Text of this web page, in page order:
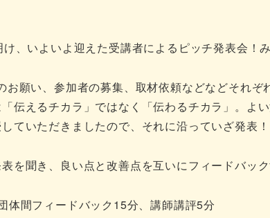
、いよいよ迎えた受講者によるピッチ発表会！
お願い、参加者の募集、取材依頼などなどそれ
伝えるチカラ」ではなく「伝わるチカラ」。
していただきましたので、それに沿っていざ発表！
を聞き、良い点と改善点を互いにフィードバッ
体間フィードバック15分、講師講評5分